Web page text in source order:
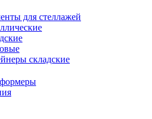
для стеллажей
складские